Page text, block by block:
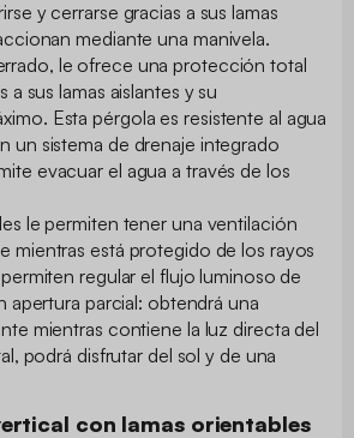
y cerrarse gracias a sus lamas
mediante una manivela.
le ofrece una protección total
a sus lamas aislantes y su
Esta pérgola es resistente al agua
un sistema de drenaje integrado
evacuar el agua a través de los
le permiten tener una ventilación
mientras está protegido de los rayos
regular el flujo luminoso de
apertura parcial: obtendrá una
mientras contiene la luz directa del
podrá disfrutar del sol y de una
con lamas orientables